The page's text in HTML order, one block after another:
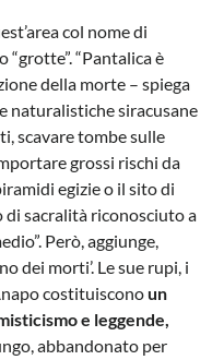
col nome di
“Pantalica è
della morte – spiega
naturalistiche siracusane
scavare tombe sulle
grossi rischi da
egizie o il sito di
di sacralità riconosciuto a
Però, aggiunge,
dei morti’. Le sue rupi, i
costituisconoun
e leggende,
abbandonato per